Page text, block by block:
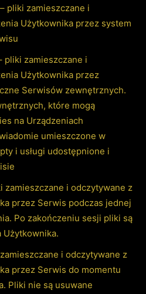
– pliki zamieszczane i
Użytkownika przez system
pliki zamieszczane i
Użytkownika przez
Serwisów zewnętrznych.
które mogą
na Urządzeniach
umieszczone w
i usługi udostępnione i
zamieszczane i odczytywane z
przez Serwis podczas jednej
Po zakończeniu sesji pliki są
Użytkownika.
i odczytywane z
przez Serwis do momentu
Pliki nie są usuwane